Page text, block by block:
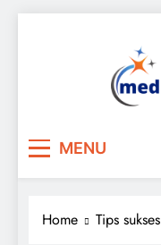
MENU
Home Tips